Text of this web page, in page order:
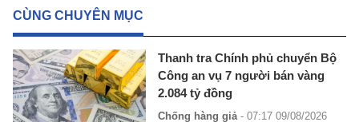
CÙNG CHUYÊN MỤC
Thanh tra Chính phủ chuyển Bộ
Công an vụ 7 người bán vàng
2.084 tỷ đồng
Chống hàng giả- 07:17 09/08/2026